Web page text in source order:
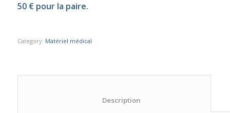
50 € pour la paire.
Category: Matériel médical